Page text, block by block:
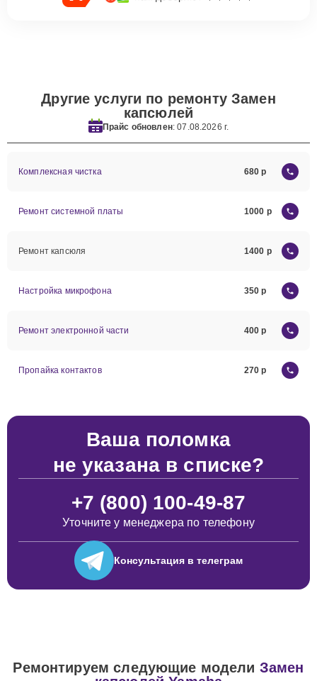
Другие услуги по ремонту Замен
капсюлей
Прайс обновлен: 07.08.2026 г.
Комплексная чистка 680
Ремонт системной платы 1000
Ремонт капсюля 1400
Настройка микрофона 350
Ремонт электронной части 400
Пропайка контактов 270
Ваша поломка
не указана в списке?
+7 (800) 100-49-87
Уточните у менеджера по телефону
Консультация в телеграм
Ремонтируем следующие модели Замен